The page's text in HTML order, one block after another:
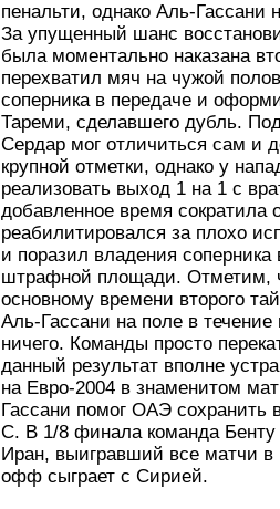
пенальти, однако Аль-Гассани
За упущенный шанс
была моментально наказана
перехватил мяч на чужой
соперника в передаче и
Тареми, сделавшего дубль.
Сердар мог отличиться сам и
крупной отметки, однако у
реализовать выход 1 на 1 с
добавленное время сократила
реабилитировался за плохо
и поразил владения
штрафной площади. Отметим,
основному времени второго
Аль-Гассани на поле в
ничего. Команды просто
данный результат вполне
на Евро-2004 в знаменитом
Гассани помог ОАЭ сохранить
C. В 1/8 финала команда Бенту
Иран, выигравший все матчи в
офф сыграет с Сирией.